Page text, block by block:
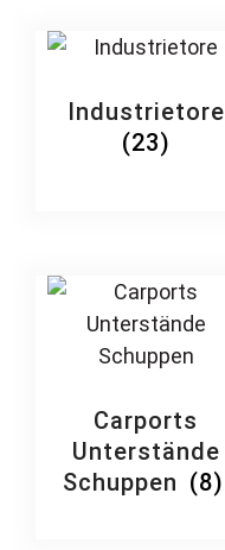
Industrietore
(23)
Carports
Unterstände
Schuppen (8)